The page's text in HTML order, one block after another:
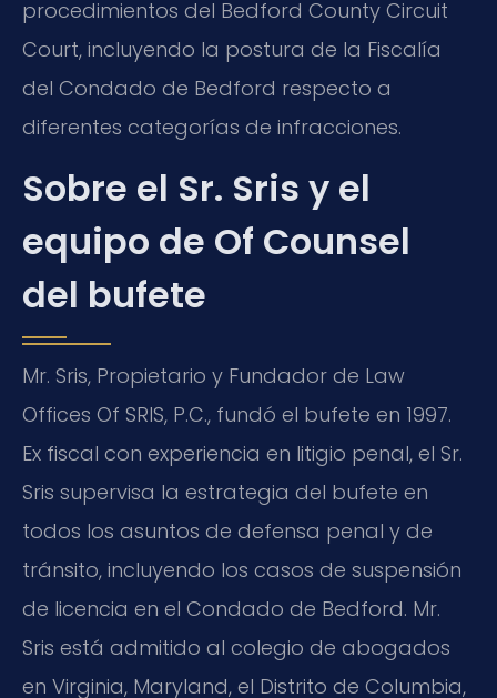
procedimientos del Bedford County Circuit
Court, incluyendo la postura de la Fiscalía
del Condado de Bedford respecto a
diferentes categorías de infracciones.
Sobre el Sr. Sris y el
equipo de Of Counsel
del bufete
Mr. Sris, Propietario y Fundador de Law
Offices Of SRIS, P.C., fundó el bufete en 1997.
Ex fiscal con experiencia en litigio penal, el Sr.
Sris supervisa la estrategia del bufete en
todos los asuntos de defensa penal y de
tránsito, incluyendo los casos de suspensión
de licencia en el Condado de Bedford. Mr.
Sris está admitido al colegio de abogados
en Virginia, Maryland, el Distrito de Columbia,